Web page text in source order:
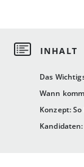
Das
Wann
Konzept: